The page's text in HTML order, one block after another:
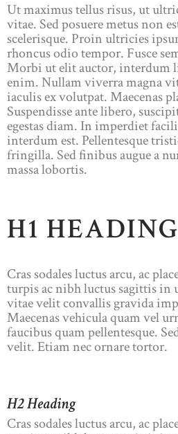
Ut maximus tellus risus, ut
vitae. Sed posuere metus non
scelerisque. Proin ultricies
rhoncus odio tempor. Fusce
Morbi ut elit auctor, interdum
enim. Nullam viverra magna
iaculis ex volutpat. Maecenas
Suspendisse ante libero,
egestas diam. In imperdiet
interdum est. Pellentesque
fringilla. Sed finibus augue a
massa lobortis.
H1 HEADING
Cras sodales luctus arcu, ac
turpis ac nibh luctus sagittis in
vitae velit convallis gravida
Maecenas vehicula quam vel
faucibus quam pellentesque.
velit. Etiam nec ornare tortor.
H2 Heading
Cras sodales luctus arcu, ac